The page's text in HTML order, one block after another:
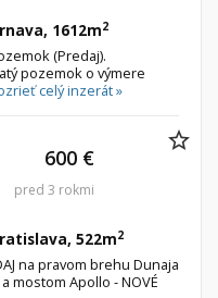
1612m2
(Predaj).
pozemok o výmere
celý inzerát »
522m2
na pravom brehu Dunaja
mostom Apollo - NOVÉ
600 €
pred 3 rokmi